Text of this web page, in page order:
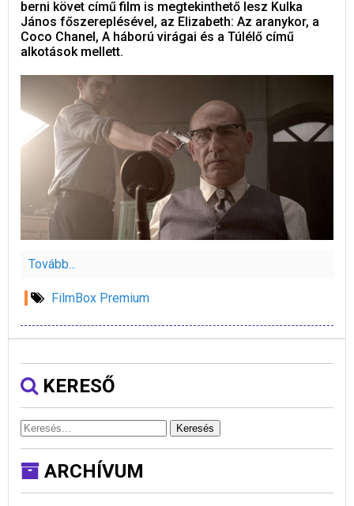
berni követ című film is megtekinthető lesz Kulka
János főszereplésével, az Elizabeth: Az aranykor, a
Coco Chanel, A háború virágai és a Túlélő című
alkotások mellett.
Tovább...
FilmBox Premium
KERESŐ
Keresés
ARCHÍVUM